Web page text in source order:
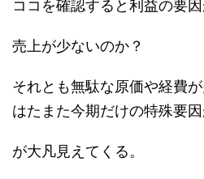
ココを確認すると利益の要因
売上が少ないのか？
それとも無駄な原価や経費が
はたまた今期だけの特殊要
が大凡見えてくる。